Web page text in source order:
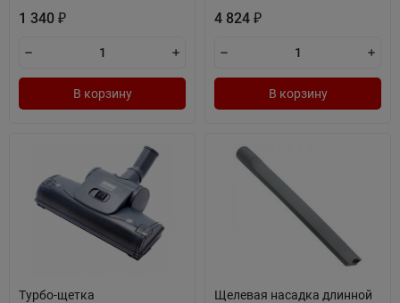
1 340 ₽
В корзину
4 824 ₽
В корзину
Турбо-щетка
Щелевая насадка длинной